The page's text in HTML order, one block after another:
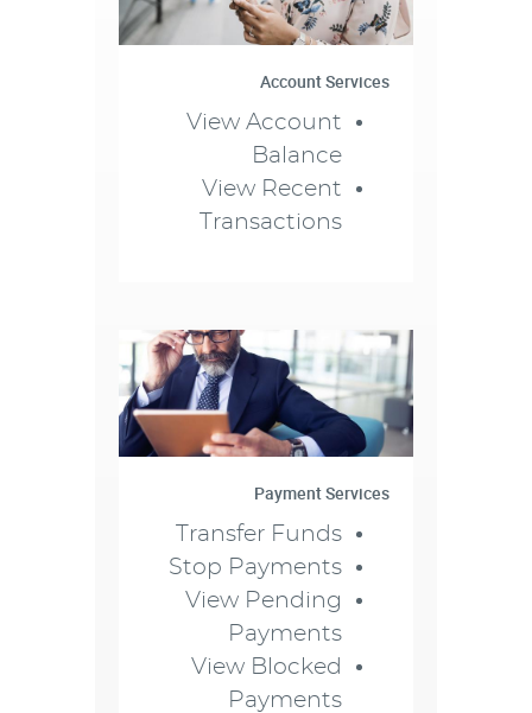
Account Services
View Account
Balance
View Recent
Transactions
Payment Services
Transfer Funds
Stop Payments
View Pending
Payments
View Blocked
Payments